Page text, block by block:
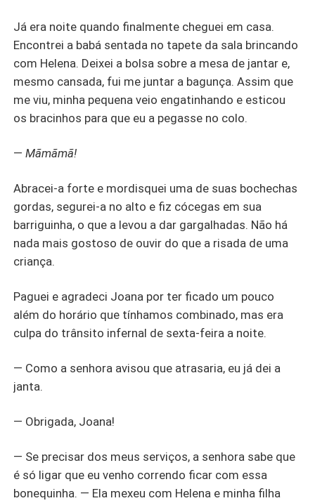
Já era noite quando finalmente cheguei em casa.
Encontrei a babá sentada no tapete da sala brincando
com Helena. Deixei a bolsa sobre a mesa de jantar e,
mesmo cansada, fui me juntar a bagunça. Assim que
me viu, minha pequena veio engatinhando e esticou
os bracinhos para que eu a pegasse no colo.
—Mãmãmã!
Abracei-a forte e mordisquei uma de suas bochechas
gordas, segurei-a no alto e fiz cócegas em sua
barriguinha, o que a levou a dar gargalhadas. Não há
nada mais gostoso de ouvir do que a risada de uma
criança.
Paguei e agradeci Joana por ter ficado um pouco
além do horário que tínhamos combinado, mas era
culpa do trânsito infernal de sexta-feira a noite.
— Como a senhora avisou que atrasaria, eu já dei a
janta.
— Obrigada, Joana!
— Se precisar dos meus serviços, a senhora sabe que
é só ligar que eu venho correndo ficar com essa
bonequinha. — Ela mexeu com Helena e minha filha